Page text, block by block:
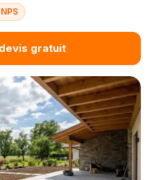
gratuit